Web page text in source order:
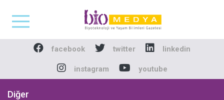
Biomedya -
facebook twitter linkedin
instagram youtube
Diğer